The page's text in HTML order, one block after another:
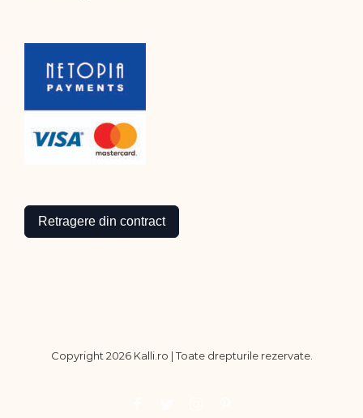
Retragere din contract
Copyright2026 Kalli.ro | Toate drepturile rezervate.